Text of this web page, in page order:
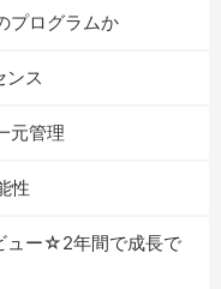
プログラムか
ンス
元管理
性
ュー☆2年間で成長で